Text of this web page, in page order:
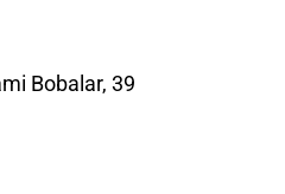
Bobalar, 39